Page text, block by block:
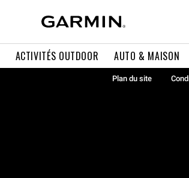
ACTIVITÉS OUTDOOR AUTO & MAISON
Plan du site